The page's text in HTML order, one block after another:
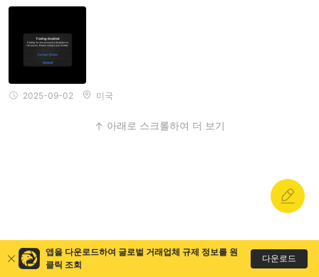
2025-09-02 미국
아래로 스크롤하여 더 보기
United States
앱을 다운로드하여 글로벌 거래업체 규제 정보를 원
클릭 조회
다운로드